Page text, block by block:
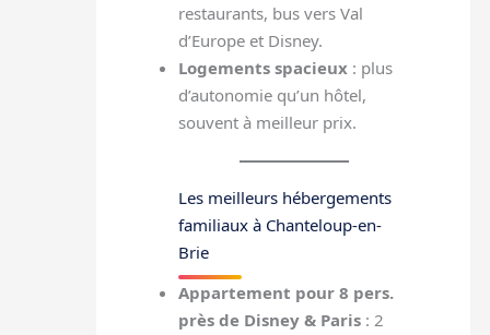
restaurants, bus vers Val
d’Europe et Disney.
Logements spacieux : plus
d’autonomie qu’un hôtel,
souvent à meilleur prix.
Les meilleurs hébergements
familiaux à Chanteloup-en-
Brie
Appartement pour 8 pers.
près de Disney & Paris : 2